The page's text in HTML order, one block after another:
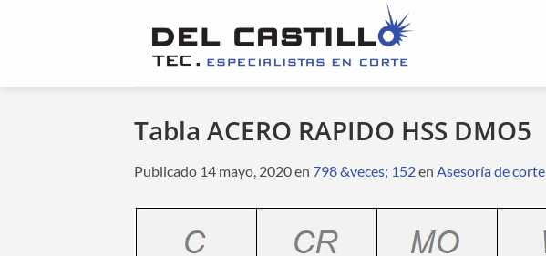
Tabla ACERO RAPIDO HSS DMO5
Publicado 14 mayo, 2020en 798 &veces; 152en Asesoría de corte